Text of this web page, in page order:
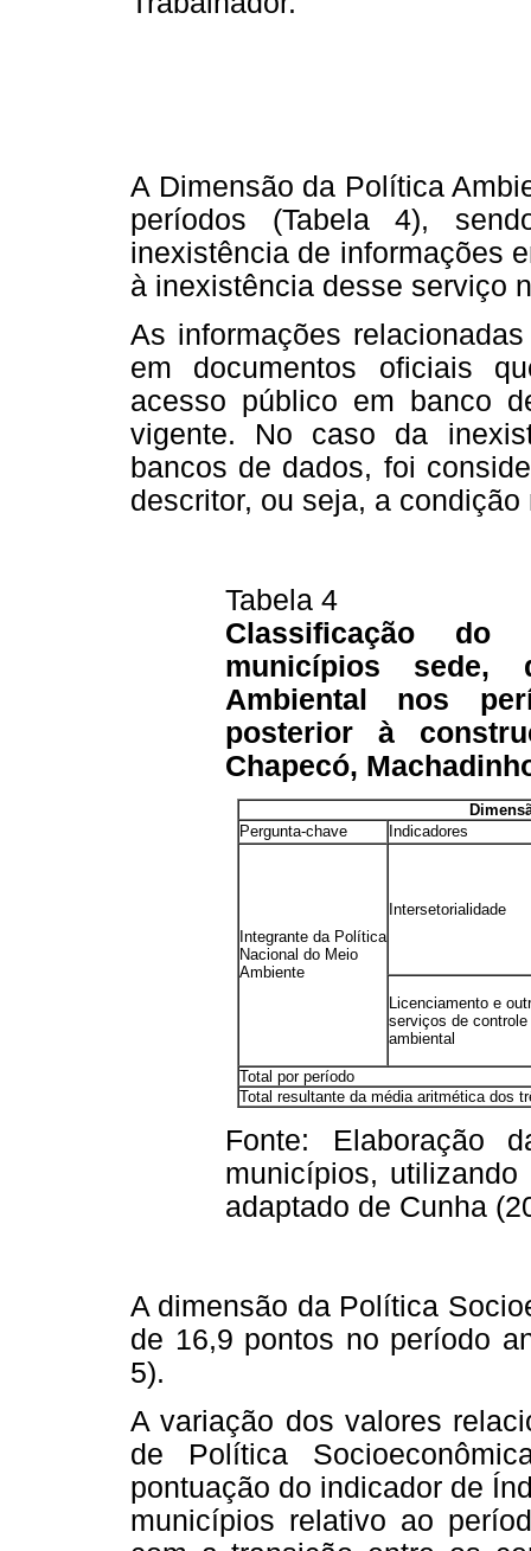
A Dimensão da Política
períodos (Tabela 4),
inexistência de informações
à inexistência desse serviço
As informações
em documentos oficiais
acesso público em banco
vigente. No caso da
bancos de dados, foi
descritor, ou seja, a
Tabela 4
Classificação
municípios sede,
Ambiental nos
posterior à
Chapecó,
Pergunta-chave
Indicadores
Integrante da Política
Nacional do Meio
Ambiente
Intersetorialidade
Licenciamento e
serviços de controle
ambiental
Total por período
Total resultante da média aritmética dos
Fonte: Elaboração
municípios,
adaptado de Cunha
A dimensão da Política
de 16,9 pontos no período
5).
A variação dos valores
de Política
pontuação do indicador de
municípios relativo ao